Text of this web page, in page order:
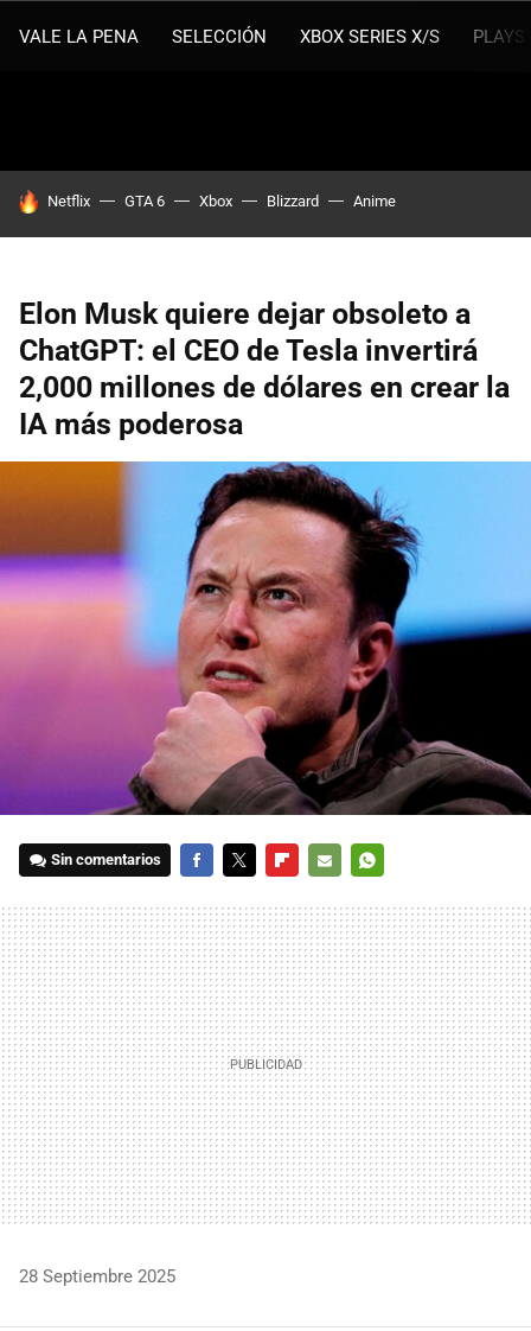
VALE LA PENA SELECCIÓN XBOX SERIES X/S
HOY SE HABLA DE
Netflix GTA 6 Xbox Blizzard Anime
Elon Musk quiere dejar obsoleto a
ChatGPT: el CEO de Tesla invertirá
2,000 millones de dólares en crear la
IA más poderosa
Sin comentarios
MAIL
28 Septiembre 2025